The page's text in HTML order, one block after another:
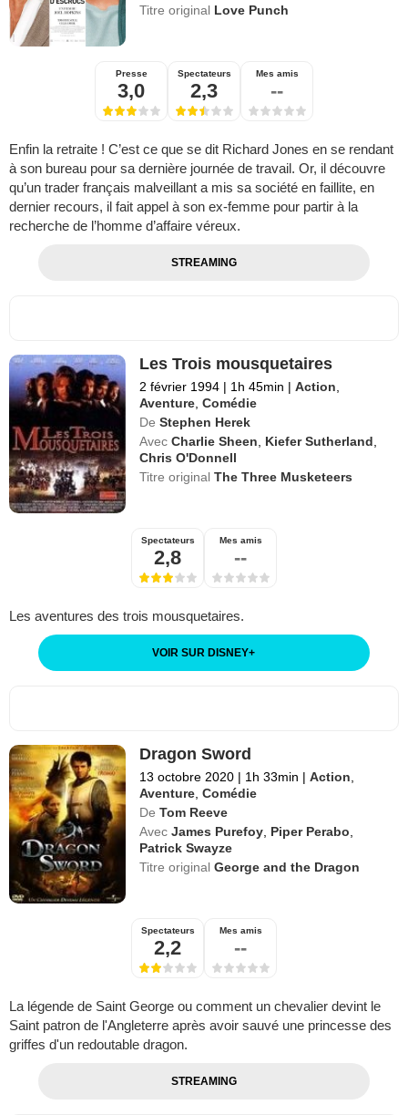
Titre original Love Punch
Presse
3,0
Spectateurs
2,3
Mes amis
--
Enfin la retraite ! C’est ce que se dit Richard Jones en se rendant
à son bureau pour sa dernière journée de travail. Or, il découvre
qu’un trader français malveillant a mis sa société en faillite, en
dernier recours, il fait appel à son ex-femme pour partir à la
recherche de l’homme d’affaire véreux.
STREAMING
Les Trois mousquetaires
2 février 1994 | 1h 45min | Action
Aventure ,Comédie
De Stephen Herek
Avec Charlie Sheen Kiefer Sutherland
Chris O'Donnell
Titre originalThe Three Musketeers
Spectateurs
2,8
Mes amis
--
Les aventures des trois mousquetaires.
VOIR SUR DISNEY+
Dragon Sword
13 octobre 2020 | 1h 33min | Action
Aventure ,Comédie
De Tom Reeve
Avec James Purefoy Piper Perabo
Patrick Swayze
Titre originalGeorge and the Dragon
Spectateurs
2,2
Mes amis
--
La légende de Saint George ou comment un chevalier devint le
Saint patron de l'Angleterre après avoir sauvé une princesse des
griffes d'un redoutable dragon.
STREAMING